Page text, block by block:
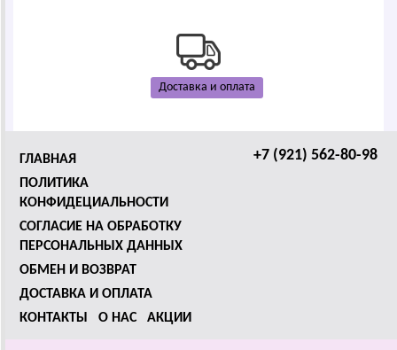
Доставка и оплата
+7 (921) 562-80-98
ГЛАВНАЯ
ПОЛИТИКА
КОНФИДЕЦИАЛЬНОСТИ
СОГЛАСИЕ НА ОБРАБОТКУ
ПЕРСОНАЛЬНЫХ ДАННЫХ
ОБМЕН И ВОЗВРАТ
ДОСТАВКА И ОПЛАТА
КОНТАКТЫ
О НАС АКЦИИ